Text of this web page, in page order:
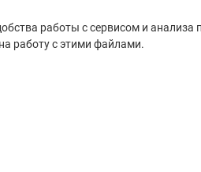
работы с сервисом и анализа
работу с этими файлами.